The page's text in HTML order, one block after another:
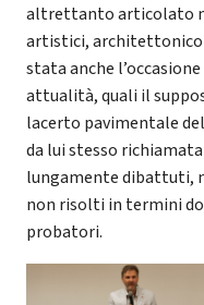
altrettanto articolato
artistici,
stata anche
attualità, quali il
lacerto pavimentale
da lui stesso
lungamente dibattuti,
non risolti in termini
probatori.